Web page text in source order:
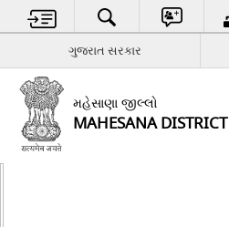
ગુજરાત સરકાર
મહેસાણા જીલ્લો
MAHESANA DISTRICT